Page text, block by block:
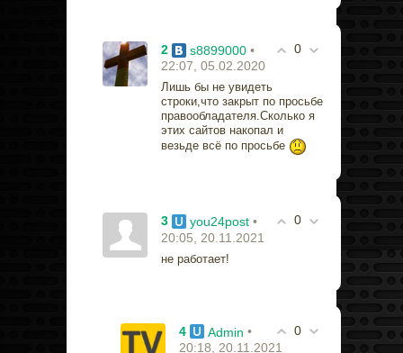
0
2 s8899000 •
22:07, 05.02.2020
Лишь бы не увидеть
строки,что закрыт по просьбе
правообладателя.Сколько я
этих сайтов накопал и
везьде всё по просьбе
0
3 you24post •
20:05, 20.11.2021
не работает!
0
4 Admin •
20:18, 20.11.2021